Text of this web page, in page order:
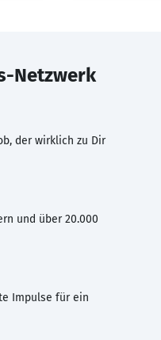
Netzwerk
der wirklich zu Dir
und über 20.000
Impulse für ein